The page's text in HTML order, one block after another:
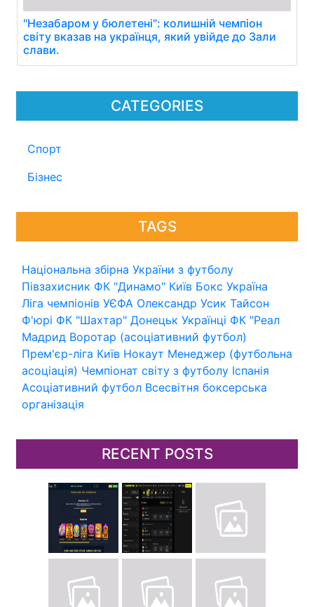
CATEGORIES
Спорт
Бізнес
TAGS
Національна збірна України з футболу
Півзахисник ФК "Динамо" Київ Бокс Україна
Ліга чемпіонів УЄФА Олександр Усик Тайсон
Ф'юрі ФК "Шахтар" Донецьк Українці ФК "Реал
Мадрид Воротар (асоціативний футбол)
Прем'єр-ліга Київ Нокаут Менеджер (футбольна
асоціація) Чемпіонат світу з футболу Іспанія
Асоціативний футбол Всесвітня боксерська
організація
RECENT POSTS
"Незабаром у бюлетені": колишній чемпіон
світу вказав на українця, який увійде до Зали
слави.